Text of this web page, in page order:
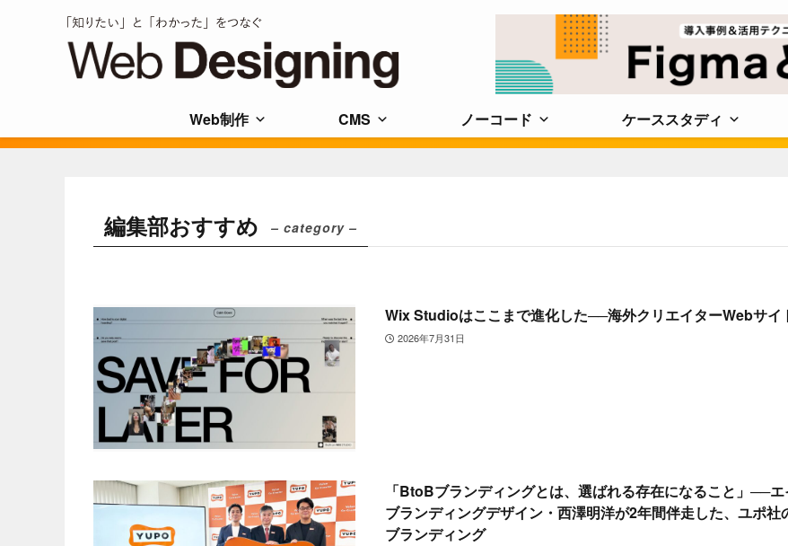
Web制作 CMS ノーコード ケーススタディ
編集部おすすめ – category –
Wix Studioはここまで進化した──海外クリエイターWebサイ
2026年7月31日
「BtoBブランディングとは、選ばれる存在になること」──エ
ブランディングデザイン・西澤明洋が2年間伴走した、ユポ社
ブランディング